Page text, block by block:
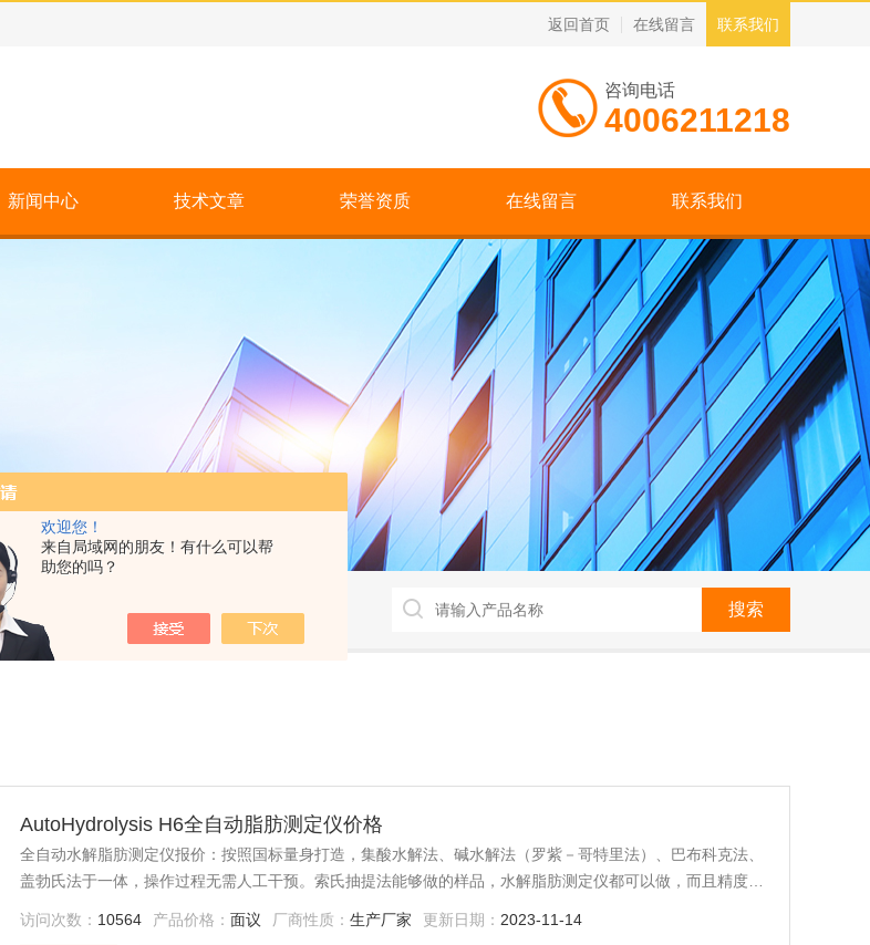
欢迎您！
来自局域网的朋友！有什么可以帮
助您的吗？
返回首页 在线留言 联系我们
咨询电话
4006211218
新闻中心 技术文章 荣誉资质 在线留言 联系我们
AutoHydrolysis H6全自动脂肪测定仪价格
全自动水解脂肪测定仪报价：按照国标量身打造，集酸水解法、碱水解法（罗紫－哥特里法）、巴布科克法、
盖勃氏法于一体，操作过程无需人工干预。索氏抽提法能够做的样品，水解脂肪测定仪都可以做，而且精度优
访问次数： 10564 产品价格：面议 厂商性质：生产厂家 更新日期： 2023-11-14